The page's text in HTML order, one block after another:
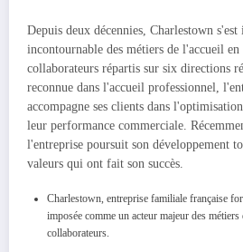
Depuis deux décennies, Charlestown
incontournable des métiers de l'accueil
collaborateurs répartis sur six directions
reconnue dans l'accueil professionnel,
accompagne ses clients dans
leur performance commerciale.
l'entreprise poursuit son développement
valeurs qui ont fait son succès.
Charlestown, entreprise familiale française
imposée comme un acteur majeur des
collaborateurs.